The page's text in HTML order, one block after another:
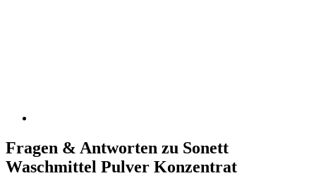
Fragen & Antworten zu Sonett
Waschmittel Pulver Konzentrat